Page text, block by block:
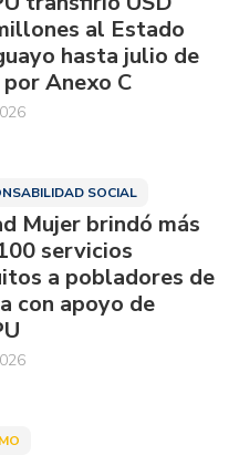
al Estado
hasta julio de
Anexo C
SOCIAL
Mujer brindó más
servicios
a pobladores de
con apoyo de